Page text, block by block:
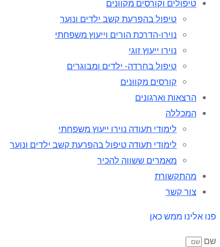
טיפולים וקורסים מקוונים
טיפול בהפרעת קשב ילדים ונוער
נוירו-הדרכת הורים וייעוץ משפחתי
נוירו ייעוץ זוגי
טיפול בחרדה- ילדים ומבוגרים
קורסים מקוונים
הרצאות וארגונים
המכללה
לימודי תעודה נוירו ייעוץ משפחתי
לימודי תעודה טיפול בהפרעת קשב ילדים ונוער
מאמרים ששווה להכיר
מהתקשורת
צור קשר
פנו אלינו ממש כאן
שם